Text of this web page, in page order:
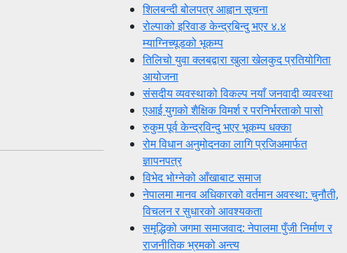
शिलबन्दी बोलपत्र आह्वान सूचना
रोल्पाको इरिवाङ केन्द्रबिन्दु भएर ४.४
म्याग्निच्यूडको भूकम्प
तिलिचो युवा क्लबद्वारा खुला खेलकुद प्रतियोगिता
आयोजना
संसदीय व्यवस्थाको विकल्प नयाँ जनवादी व्यवस्था
एआई युगको शैक्षिक विमर्श र परनिर्भरताको पासो
रुकुम पूर्व केन्द्रविन्दु भएर भूकम्प धक्का
रोम विधान अनुमोदनका लागि प्रजिअमार्फत
ज्ञापनपत्र
विभेद भोग्नेको आँखाबाट समाज
नेपालमा मानव अधिकारको वर्तमान अवस्था: चुनौती,
विचलन र सुधारको आवश्यकता
समृद्धिको जगमा समाजवाद: नेपालमा पुँजी निर्माण र
राजनीतिक भ्रमको अन्त्य